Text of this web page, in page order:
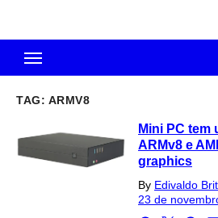
TAG: ARMV8
Mini PC tem
ARMv8 e
graphics
By Edivaldo
23 de